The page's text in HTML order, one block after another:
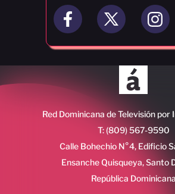
Red Dominicana de Televisión por
T: (809) 567-9590
Calle Bohechio N°4, Edificio
Ensanche Quisqueya, Santo
República Dominicana